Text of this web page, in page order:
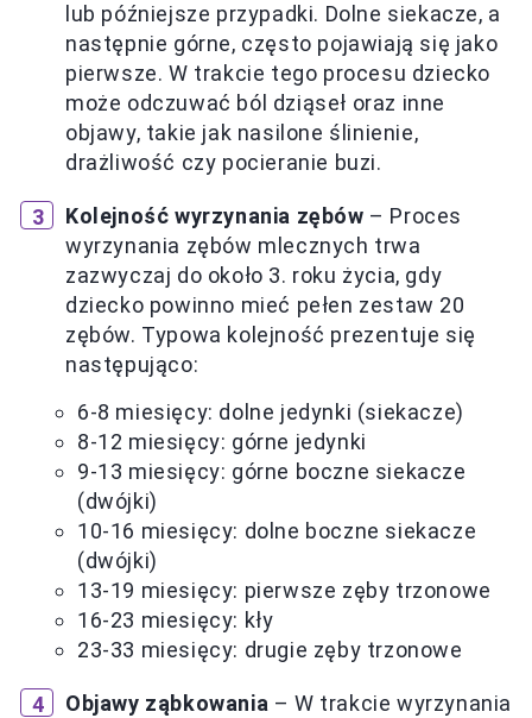
lub późniejsze przypadki. Dolne siekacze, a
następnie górne, często pojawiają się jako
pierwsze. W trakcie tego procesu dziecko
może odczuwać ból dziąseł oraz inne
objawy, takie jak nasilone ślinienie,
drażliwość czy pocieranie buzi.
Kolejność wyrzynania zębów – Proces
wyrzynania zębów mlecznych trwa
zazwyczaj do około 3. roku życia, gdy
dziecko powinno mieć pełen zestaw 20
zębów. Typowa kolejność prezentuje się
następująco:
6-8 miesięcy: dolne jedynki (siekacze)
8-12 miesięcy: górne jedynki
9-13 miesięcy: górne boczne siekacze
(dwójki)
10-16 miesięcy: dolne boczne siekacze
(dwójki)
13-19 miesięcy: pierwsze zęby trzonowe
16-23 miesięcy: kły
23-33 miesięcy: drugie zęby trzonowe
Objawy ząbkowania – W trakcie wyrzynania